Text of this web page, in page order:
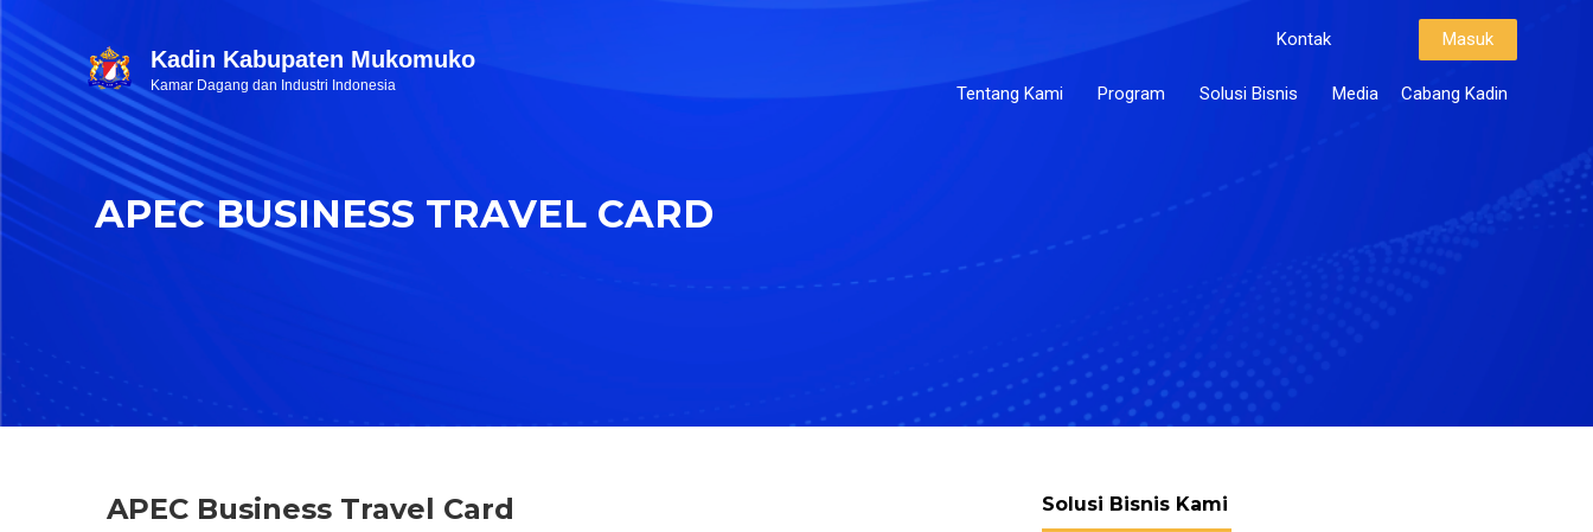
Kadin Kabupaten Mukomuko
Kamar Dagang dan Industri Indonesia
Kontak Masuk
Tentang Kami Program Solusi Bisnis Media Cabang Kadin
APEC BUSINESS TRAVEL CARD
APEC Business Travel Card Solusi Bisnis Kami